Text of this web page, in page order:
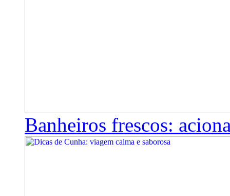
Banheiros frescos: